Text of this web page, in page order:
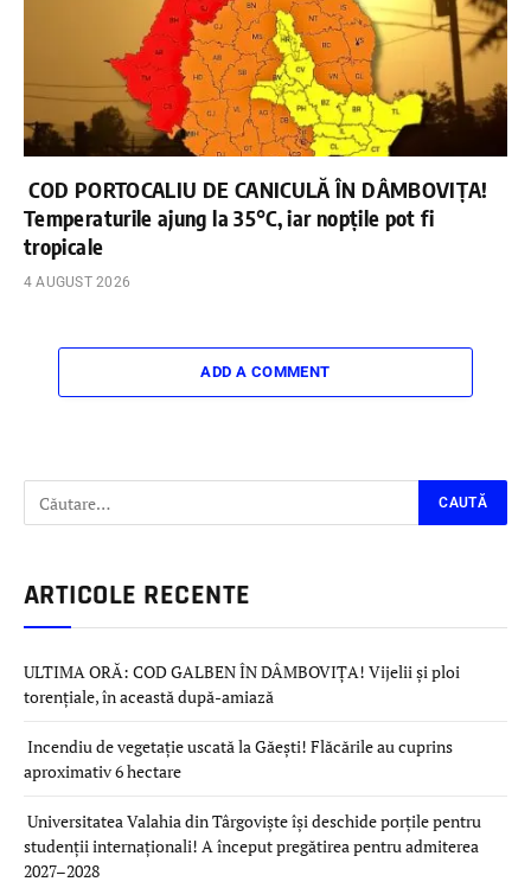
COD PORTOCALIU DE CANICULĂ ÎN DÂMBOVIȚA!
Temperaturile ajung la 35°C, iar nopțile pot fi
tropicale
4 AUGUST 2026
ADD A COMMENT
ARTICOLE RECENTE
ULTIMA ORĂ: COD GALBEN ÎN DÂMBOVIȚA! Vijelii și ploi
torențiale, în această după-amiază
Incendiu de vegetație uscată la Găești! Flăcările au cuprins
aproximativ 6 hectare
Universitatea Valahia din Târgoviște își deschide porțile pentru
studenții internaționali! A început pregătirea pentru admiterea
2027–2028